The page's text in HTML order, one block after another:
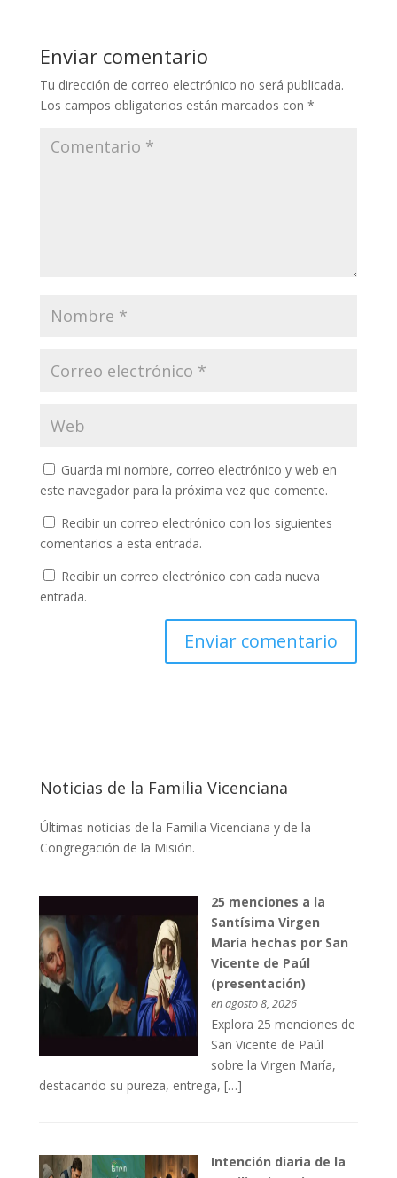
Enviar comentario
Tu dirección de correo electrónico no será publicada.
Los campos obligatorios están marcados con *
Guarda mi nombre, correo electrónico y web en
este navegador para la próxima vez que comente.
Recibir un correo electrónico con los siguientes
comentarios a esta entrada.
Recibir un correo electrónico con cada nueva
entrada.
Noticias de la Familia Vicenciana
Últimas noticias de la Familia Vicenciana y de la
Congregación de la Misión.
25 menciones a la
Santísima Virgen
María hechas por San
Vicente de Paúl
(presentación)
en agosto 8, 2026
Explora 25 menciones de
San Vicente de Paúl
sobre la Virgen María,
destacando su pureza, entrega, […]
Intención diaria de la